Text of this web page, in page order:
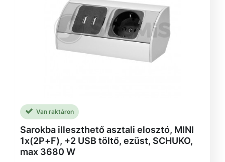
Van raktáron
Sarokba illeszthető asztali elosztó, MINI
1x(2P+F), +2 USB töltő, ezüst, SCHUKO,
max 3680 W